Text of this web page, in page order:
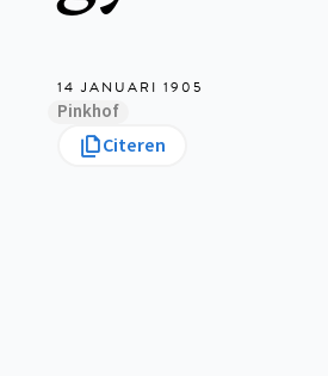
14 JANUARI 1905
Pinkhof
Citeren